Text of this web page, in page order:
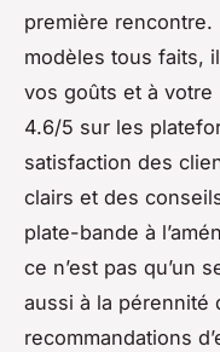
première rencontre.
modèles tous faits,
vos goûts et à
4.6/5 sur les
satisfaction des
clairs et des
plate-bande à
ce n’est pas qu’un
aussi à la pérennité
recommandations